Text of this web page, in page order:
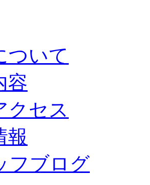
ついて
容
クセス
報
フブログ